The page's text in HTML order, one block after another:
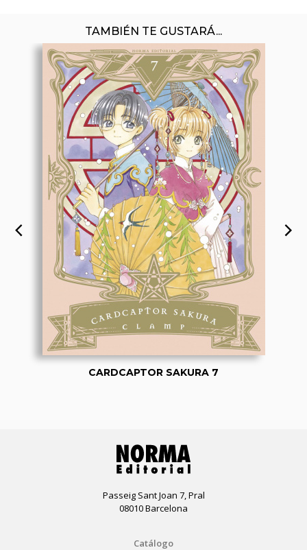
TAMBIÉN TE GUSTARÁ...
CARDCAPTOR SAKURA 7
Passeig Sant Joan 7, Pral
08010 Barcelona
Catálogo